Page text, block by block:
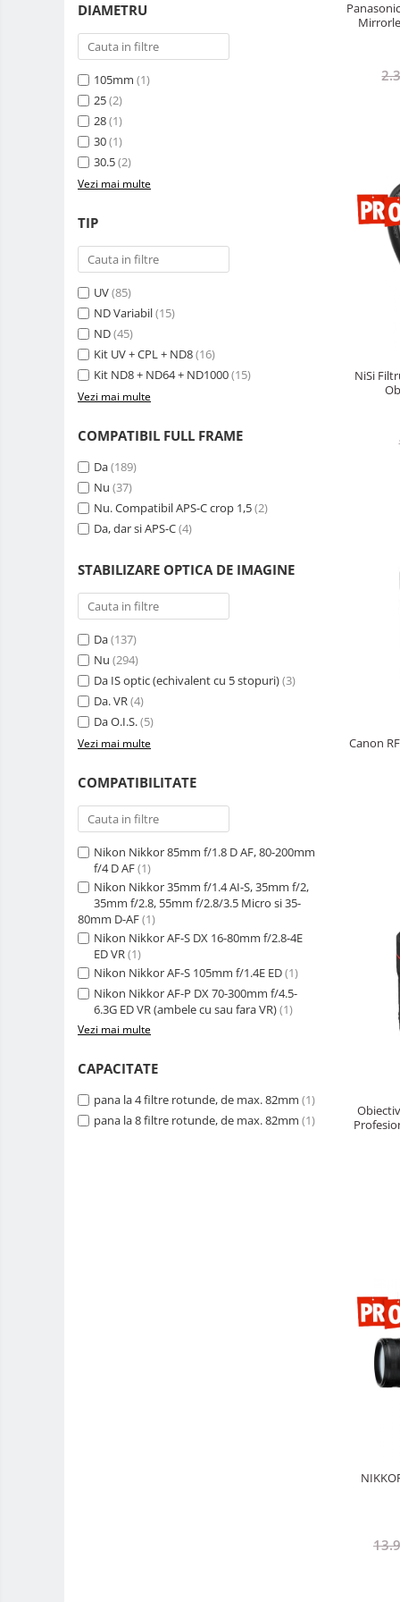
Alimentatoare 220V
integrare in sisteme video
Curatare Senzor
Huse de ploaie
Microfoane / Reportofoane
Transmitator de fisiere fara fir
Accesorii diverse
Genti Holster TopLoader
Genti, Troller Video
Only One Shoulder - SlingShot
Tocuri si huse protectie aparate
Hamuri si Centuri foto
Curele Aparat - Umar
Accesorii genti si trollere
Solid-State Drive (SSD)
Video / Camere si accesorii
Camere video profesionale
Camere Video Cinematice
Accesorii camere video de actiune
Accesorii drone
Acumulatori camere video
Stabilizatoare (Gimbal) / Steady
Huse Protectie / Ploaie camere
Accesorii diverse pt camere video
Camere Video Cinematice
Camere Video Compacte
DIAMETRU
105mm (1)
25(2)
28(1)
30(1)
30.5(2)
Vezi mai multe
TIP
UV(85)
ND Variabil(15)
ND(45)
Kit UV + CPL + ND8(16)
Kit ND8 + ND64 + ND1000(15)
Vezi mai multe
COMPATIBIL FULL FRAME
Da(189)
Nu (37)
Nu. Compatibil APS-C crop 1,5(2)
Da, dar si APS-C(4)
STABILIZARE OPTICA DE IMAGINE
Da(137)
Nu (294)
Da IS optic (echivalent cu 5 stopuri)(3)
Da. VR(4)
Da O.I.S.(5)
Vezi mai multe
COMPATIBILITATE
Nikon Nikkor 85mm f/1.8 D AF, 80-200mm
f/4 D AF(1)
Nikon Nikkor 35mm f/1.4 AI-S, 35mm f/2,
35mm f/2.8, 55mm f/2.8/3.5 Micro si 35-
80mm D-AF(1)
Nikon Nikkor AF-S DX 16-80mm f/2.8-4E
ED VR(1)
Nikon Nikkor AF-S 105mm f/1.4E ED(1)
Nikon Nikkor AF-P DX 70-300mm f/4.5-
6.3G ED VR (ambele cu sau fara VR)(1)
Vezi mai multe
CAPACITATE
pana la 4 filtre rotunde, de max. 82mm (1)
pana la 8 filtre rotunde, de max. 82mm (1)
NiSi
Canon